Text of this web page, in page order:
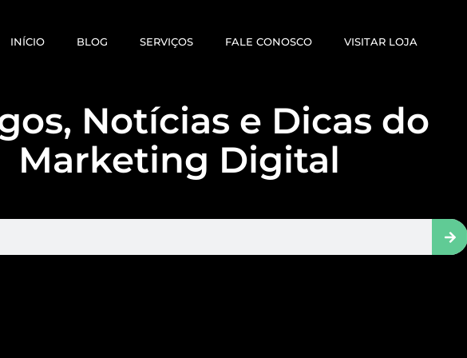
INÍCIO BLOG SERVIÇOS FALE CONOSCO VISITAR LOJA
Notícias e Dicas do
Marketing Digital